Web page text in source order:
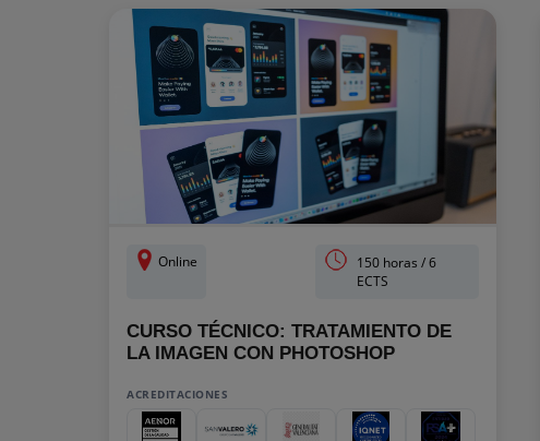
Online
150 horas / 6
ECTS
CURSO TÉCNICO: TRATAMIENTO DE
LA IMAGEN CON PHOTOSHOP
ACREDITACIONES